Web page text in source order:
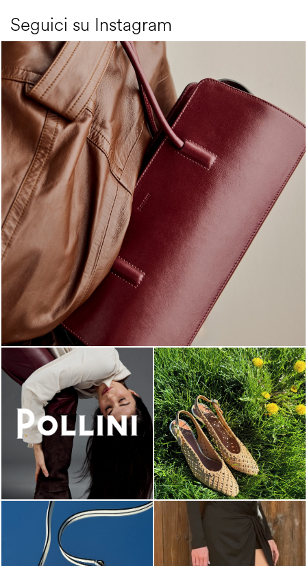
Seguici su Instagram
Classy, sassy, trendy - the new Pollini Lady Bag is ...